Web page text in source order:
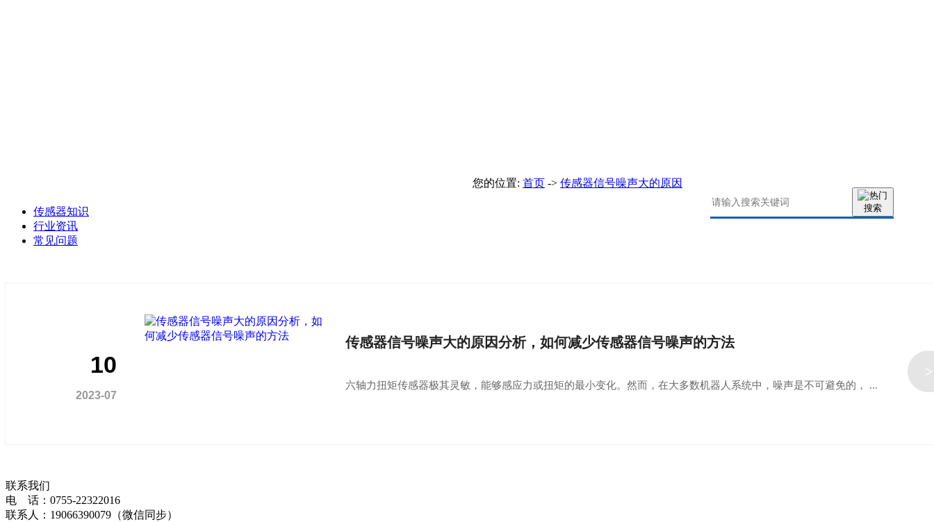
您的位置: 首页 -> 传感器信号噪声大的原因
传感器知识
行业资讯
常见问题
10
2023-07
传感器信号噪声大的原因分析，如何减少传感器信号噪声的方法
六轴力扭矩传感器极其灵敏，能够感应力或扭矩的最小变化。然而，在大多数机器人系统中，噪声是不可避免的， ...
>
联系我们
电 话：0755-22322016
联系人：19066390079（微信同步）